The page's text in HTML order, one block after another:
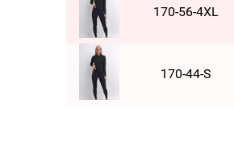
170-56-4XL
170-44-S